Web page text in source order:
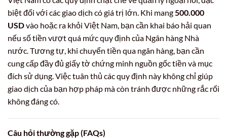
biệt đối với các giao dịch có giá trị lớn. Khi mang500.000
USDvào hoặc ra khỏi Việt Nam, bạn cần khai báo hải quan
nếu số tiền vượt quá mức quy định của Ngân hàng Nhà
nước. Tương tự, khi chuyển tiền qua ngân hàng, bạn cần
cung cấp đầy đủ giấy tờ chứng minh nguồn gốc tiền và mục
đích sử dụng. Việc tuân thủ các quy định này không chỉ giúp
giao dịch của bạn hợp pháp mà còn tránh được những rắc rối
không đáng có.
Câu hỏi thường gặp (FAQs)